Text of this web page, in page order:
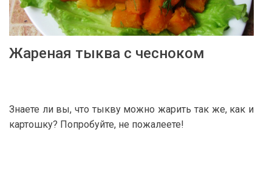
Жареная тыква с чесноком
Знаете ли вы, что тыкву можно жарить так же, как и
картошку? Попробуйте, не пожалеете!